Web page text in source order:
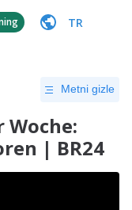
TR
Metni gizle
| BR24